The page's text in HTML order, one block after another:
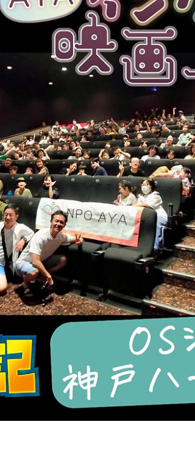
NPO法人架け橋 の活動について紹介する
よ！ まずは、 彼らの活動理念 から。架け
は、医療事故で傷ついた患者や家族、そし
医療者の気持ちに寄り添うことを大切にし
るんだ。彼らは、関係者の話をしっかり聴
て、一緒に考えることを重視し...